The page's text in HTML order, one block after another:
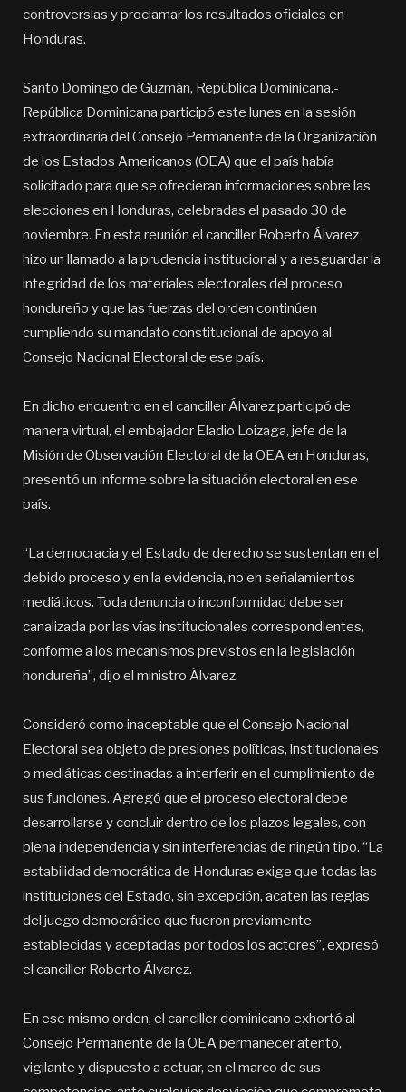
controversias y proclamar los resultados oficiales en
Honduras.
Santo Domingo de Guzmán, República Dominicana.-
República Dominicana participó este lunes en la sesión
extraordinaria del Consejo Permanente de la Organización
de los Estados Americanos (OEA) que el país había
solicitado para que se ofrecieran informaciones sobre las
elecciones en Honduras, celebradas el pasado 30 de
noviembre. En esta reunión el canciller Roberto Álvarez
hizo un llamado a la prudencia institucional y a resguardar la
integridad de los materiales electorales del proceso
hondureño y que las fuerzas del orden continúen
cumpliendo su mandato constitucional de apoyo al
Consejo Nacional Electoral de ese país.
En dicho encuentro en el canciller Álvarez participó de
manera virtual, el embajador Eladio Loizaga, jefe de la
Misión de Observación Electoral de la OEA en Honduras,
presentó un informe sobre la situación electoral en ese
país.
“La democracia y el Estado de derecho se sustentan en el
debido proceso y en la evidencia, no en señalamientos
mediáticos. Toda denuncia o inconformidad debe ser
canalizada por las vías institucionales correspondientes,
conforme a los mecanismos previstos en la legislación
hondureña”, dijo el ministro Álvarez.
Consideró como inaceptable que el Consejo Nacional
Electoral sea objeto de presiones políticas, institucionales
o mediáticas destinadas a interferir en el cumplimiento de
sus funciones. Agregó que el proceso electoral debe
desarrollarse y concluir dentro de los plazos legales, con
plena independencia y sin interferencias de ningún tipo. “La
estabilidad democrática de Honduras exige que todas las
instituciones del Estado, sin excepción, acaten las reglas
del juego democrático que fueron previamente
establecidas y aceptadas por todos los actores”, expresó
el canciller Roberto Álvarez.
En ese mismo orden, el canciller dominicano exhortó al
Consejo Permanente de la OEA permanecer atento,
vigilante y dispuesto a actuar, en el marco de sus